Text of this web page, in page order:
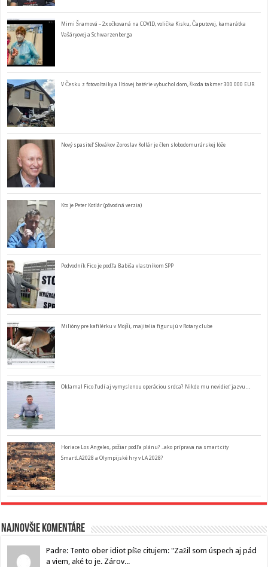
Mimi Šramová – 2x očkovaná na COVID, volička Kisku, Čaputovej, kamarátka
Vašáryovej a Schwarzenberga
V Česku z fotovoltaiky a lítiovej batérie vybuchol dom, škoda takmer 300 000 EUR
Nový spasiteľ Slovákov Zoroslav Kollár je člen slobodomurárskej lóže
Kto je Peter Kotlár (pôvodná verzia)
Podvodník Fico je podľa Babiša vlastníkom SPP
Milióny pre kafilérku v Mojši, majitelia figurujú v Rotary clube
Oklamal Fico ľudí aj vymyslenou operáciou srdca? Nikde mu nevidieť jazvu…
Horiace Los Angeles, požiar podľa plánu? ..ako príprava na smart city
SmartLA2028 a Olympijské hry v LA 2028?
Najnovšie komentáre
Padre: Tento ober idiot píše citujem: "Zažil som úspech aj pád
a viem, aké to je. Zárov...